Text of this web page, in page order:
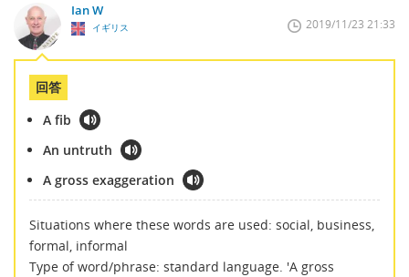
Ian W
イギリス 2019/11/23 21:33
回答
A fib
An untruth
A gross exaggeration
Situations where these words are used: social, business,
formal, informal
Type of word/phrase: standard language. 'A gross